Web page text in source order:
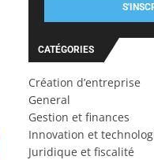
CATÉGORIES
Création d’entreprise
General
Gestion et finances
Innovation et
Juridique et fiscalité